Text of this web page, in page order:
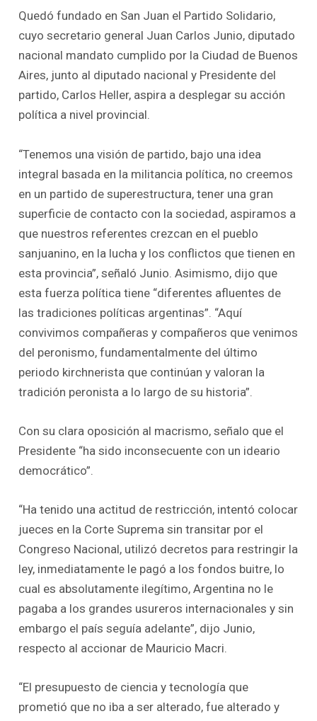
Quedó fundado en San Juan el Partido Solidario,
cuyo secretario general Juan Carlos Junio, diputado
nacional mandato cumplido por la Ciudad de Buenos
Aires, junto al diputado nacional y Presidente del
partido, Carlos Heller, aspira a desplegar su acción
política a nivel provincial.
“Tenemos una visión de partido, bajo una idea
integral basada en la militancia política, no creemos
en un partido de superestructura, tener una gran
superficie de contacto con la sociedad, aspiramos a
que nuestros referentes crezcan en el pueblo
sanjuanino, en la lucha y los conflictos que tienen en
esta provincia”, señaló Junio. Asimismo, dijo que
esta fuerza política tiene “diferentes afluentes de
las tradiciones políticas argentinas”. “Aquí
convivimos compañeras y compañeros que venimos
del peronismo, fundamentalmente del último
periodo kirchnerista que continúan y valoran la
tradición peronista a lo largo de su historia”.
Con su clara oposición al macrismo, señalo que el
Presidente “ha sido inconsecuente con un ideario
democrático”.
“Ha tenido una actitud de restricción, intentó colocar
jueces en la Corte Suprema sin transitar por el
Congreso Nacional, utilizó decretos para restringir la
ley, inmediatamente le pagó a los fondos buitre, lo
cual es absolutamente ilegítimo, Argentina no le
pagaba a los grandes usureros internacionales y sin
embargo el país seguía adelante”, dijo Junio,
respecto al accionar de Mauricio Macri.
“El presupuesto de ciencia y tecnología que
prometió que no iba a ser alterado, fue alterado y